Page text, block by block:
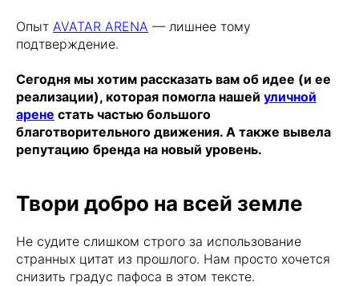
Опыт AVATAR ARENA — лишнее тому
подтверждение.
Сегодня мы хотим рассказать вам об идее (и ее
реализации), которая помогла нашей уличной
арене стать частью большого
благотворительного движения. А также вывела
репутацию бренда на новый уровень.
Твори добро на всей земле
Не судите слишком строго за использование
странных цитат из прошлого. Нам просто хочется
снизить градус пафоса в этом тексте.